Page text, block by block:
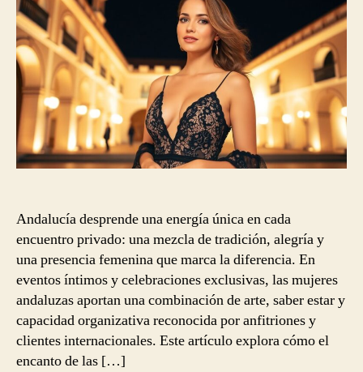
Andalucía desprende una energía única en cada
encuentro privado: una mezcla de tradición, alegría y
una presencia femenina que marca la diferencia. En
eventos íntimos y celebraciones exclusivas, las mujeres
andaluzas aportan una combinación de arte, saber estar y
capacidad organizativa reconocida por anfitriones y
clientes internacionales. Este artículo explora cómo el
encanto de las […]